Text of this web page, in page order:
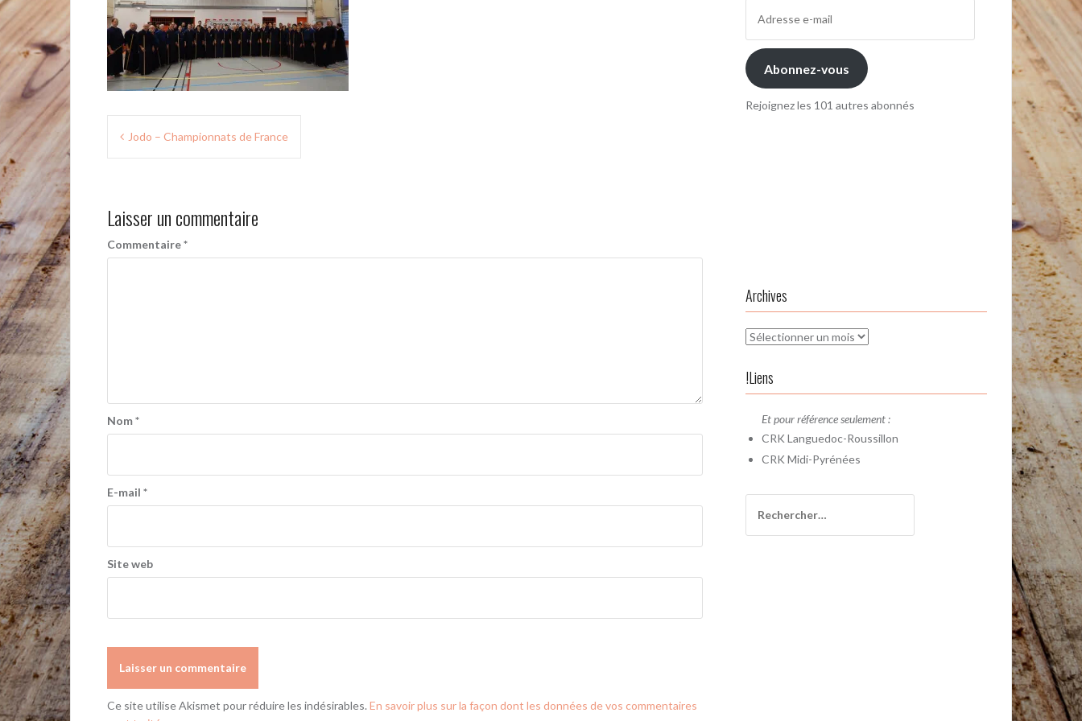
Navigation
Jodo – Championnats de France
Laisser un commentaire
Commentaire*
Nom*
E-mail *
Site web
Ce site utilise Akismet pour réduire les indésirables. En savoir plus sur la façon dont les données de vos commentaires
mail
Abonnez-vous
Rejoignez les 101 autres abonnés
Archives
Archives
!Liens
Et pour référence seulement :
CRK Languedoc-Roussillon
CRK Midi-Pyrénées